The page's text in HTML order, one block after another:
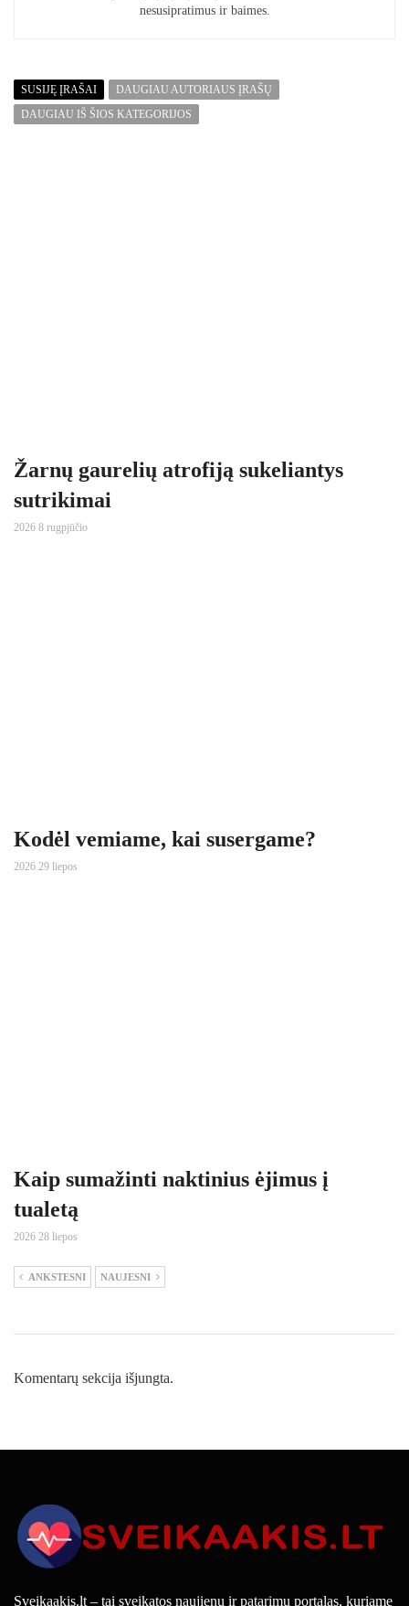
nesusipratimus ir baimes.
SUSIJĘ ĮRAŠAI
DAUGIAU AUTORIAUS ĮRAŠŲ
DAUGIAU IŠ ŠIOS KATEGORIJOS
Žarnų gaurelių atrofiją sukeliantys
sutrikimai
2026 8 rugpjūčio
Kodėl vemiame, kai susergame?
2026 29 liepos
Kaip sumažinti naktinius ėjimus į
tualetą
2026 28 liepos
ANKSTESNI NAUJESNI
Komentarų sekcija išjungta.
Sveikaakis.lt – tai sveikatos naujienų ir patarimų portalas, kuriame